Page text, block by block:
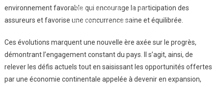
environnement favorable qui encourage la participation des
assureurs et favorise une concurrence saine et équilibrée.
Ces évolutions marquent une nouvelle ère axée sur le progrès,
démontrant l’engagement constant du pays. Il s’agit, ainsi, de
relever les défis actuels tout en saisissant les opportunités offertes
par une économie continentale appelée à devenir en expansion,
FAQs and issues please
WordPress Flipbook